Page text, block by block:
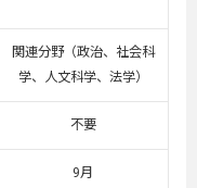
関連分野（政治、社会科
学、人文科学、法学）
不要
9月